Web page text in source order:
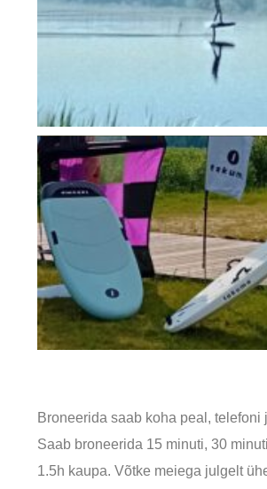
Broneerida saab koha peal, telefoni
Saab broneerida 15 minuti, 30
1.5h kaupa. Võtke meiega julgelt